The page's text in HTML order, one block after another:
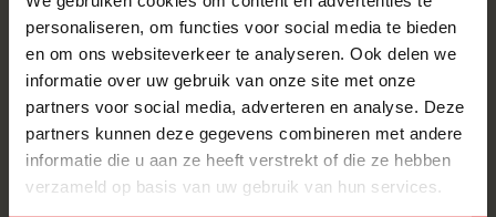
personaliseren, om functies voor social media te bieden
en om ons websiteverkeer te analyseren. Ook delen we
informatie over uw gebruik van onze site met onze
partners voor social media, adverteren en analyse. Deze
partners kunnen deze gegevens combineren met andere
informatie die u aan ze heeft verstrekt of die ze hebben
verzameld op basis van uw gebruik van hun services.
hebben, denk hierbij aan een klein krasje of deukje.
Hierop is dan ook onze Lampendiscountprijs
gebaseerd.
2dekansjes zijn ook wel bekend onder internet
retouren, deze internetrteouten kopen wij op,
maken deze weer verkoopklaar en bieden wij
weer opnieuw aan.